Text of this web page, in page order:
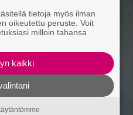
tietoja myös ilman
oikeutettu peruste. Voit
milloin tahansa
kaikki